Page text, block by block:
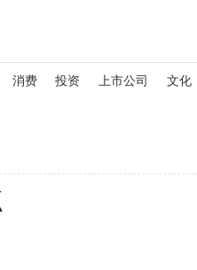
消费 投资 上市公司 文化